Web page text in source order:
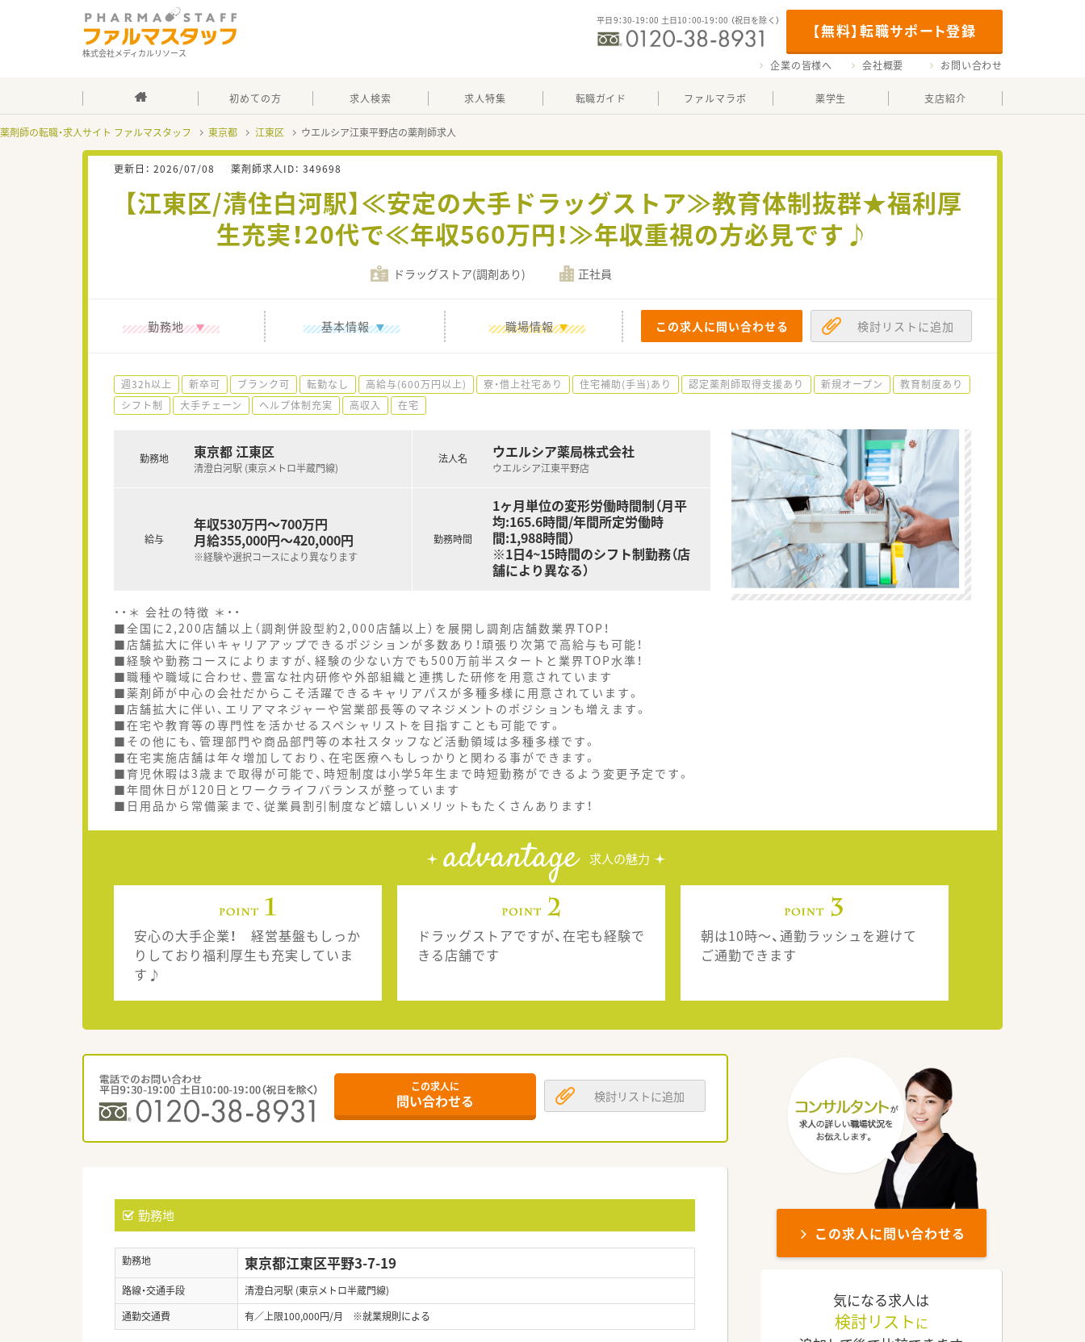
株式会社メディカルリソース
【無料】転職サポート登録
平日9：30-19：00 土日10：00-19：00 （祝日を除く）
企業の皆様へ 会社概要 お問い合わせ
初めての方 求人検索 求人特集 転職ガイド ファルマラボ 薬学生 支店紹介
薬剤師の転職・求人サイト ファルマスタッフ 東京都 江東区 ウエルシア江東平野店の薬剤師求人
更新日： 2026/07/08 薬剤師求人ID： 349698
【江東区/清住白河駅】≪安定の大手ドラッグストア≫教育体制抜群★福利厚
生充実！20代で≪年収560万円！≫年収重視の方必見です♪
ドラッグストア(調剤あり) 正社員
勤務地 基本情報 職場情報 この求人に問い合わせる 検討リストに追加
週32h以上 新卒可 ブランク可 転勤なし 高給与(600万円以上) 寮・借上社宅あり 住宅補助(手当)あり 認定薬剤師取得支援あり 新規オープン
教育制度あり
シフト制
大手チェーン ヘルプ体制充実 高収入 在宅
勤務地 東京都 江東区
清澄白河駅 (東京メトロ半蔵門線)
給与
年収530万円～700万円
月給355,000円～420,000円
※経験や選択コースにより異なります
法人名 ウエルシア薬局株式会社
ウエルシア江東平野店
勤務時間
1ヶ月単位の変形労働時間制（月平
均:165.6時間/年間所定労働時
間:1,988時間）
※1日4~15時間のシフト制勤務（店
舗により異なる）
・・＊ 会社の特徴 ＊・・
■全国に2,200店舗以上（調剤併設型約2,000店舗以上）を展開し調剤店舗数業界TOP！
■店舗拡大に伴いキャリアアップできるポジションが多数あり！頑張り次第で高給与も可能！
■経験や勤務コースによりますが、経験の少ない方でも500万前半スタートと業界TOP水準！
■職種や職域に合わせ、豊富な社内研修や外部組織と連携した研修を用意されています
■薬剤師が中心の会社だからこそ活躍できるキャリアパスが多種多様に用意されています。
■店舗拡大に伴い、エリアマネジャーや営業部長等のマネジメントのポジションも増えます。
■在宅や教育等の専門性を活かせるスペシャリストを目指すことも可能です。
■その他にも、管理部門や商品部門等の本社スタッフなど活動領域は多種多様です。
■在宅実施店舗は年々増加しており、在宅医療へもしっかりと関わる事ができます。
■育児休暇は3歳まで取得が可能で、時短制度は小学5年生まで時短勤務ができるよう変更予定です。
■年間休日が120日とワークライフバランスが整っています
■日用品から常備薬まで、従業員割引制度など嬉しいメリットもたくさんあります！
advantage 求人の魅力
安心の大手企業！ 経営基盤もしっか
りしており福利厚生も充実していま
す♪
ドラッグストアですが、在宅も経験で
きる店舗です
朝は10時～、通勤ラッシュを避けて
ご通勤できます
この求人に
問い合わせる 検討リストに追加
勤務地
勤務地 東京都江東区平野3-7-19
路線・交通手段
清澄白河駅 (東京メトロ半蔵門線)
通勤交通費
有／上限100,000円/月 ※就業規則による
この求人に問い合わせる
気になる求人は
検討リスト に